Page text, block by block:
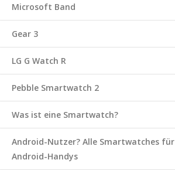
Microsoft Band
Gear 3
LG G Watch R
Pebble Smartwatch 2
Was ist eine Smartwatch?
Android-Nutzer? Alle Smartwatches für
Android-Handys